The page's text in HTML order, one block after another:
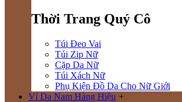
Thời Trang Quý Cô
Túi Đeo Vai
Túi Zip Nữ
Cặp Da Nữ
Túi Xách Nữ
Phụ Kiện Đồ Da Cho Nữ Giới
Ví Da Nam Hàng Hiệu +